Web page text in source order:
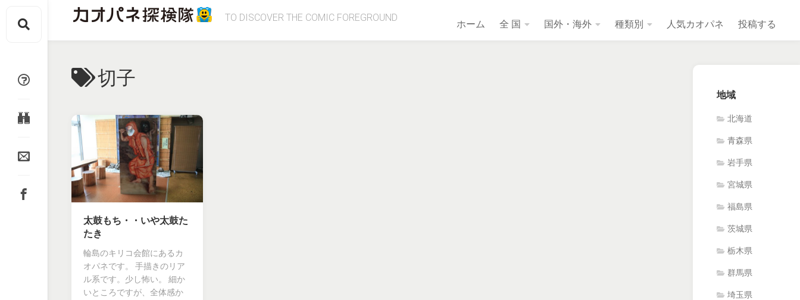
content
TO DISCOVER THE COMIC FOREGROUND
ホーム 全 国 国外・海外 種類別 人気カオパネ 投稿する
切子
太鼓もち・・いや太鼓た
たき
輪島のキリコ会館にあるカ
オパネです。 手描きのリア
ル系です。少し怖い。 細か
いところですが、全体感か
地域
北海道
青森県
岩手県
宮城県
福島県
茨城県
栃木県
群馬県
埼玉県